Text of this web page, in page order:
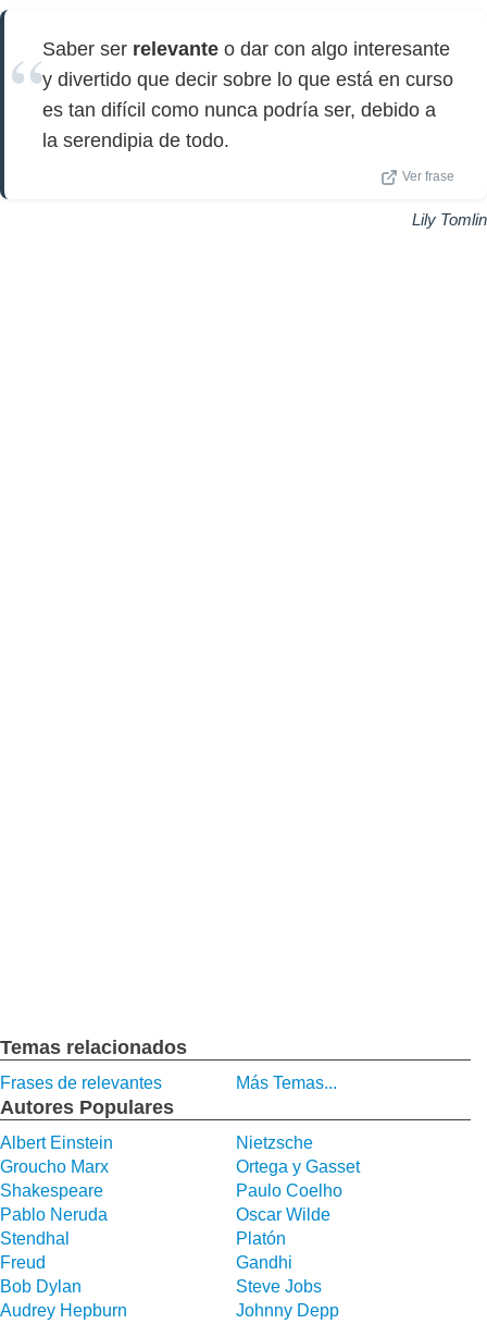
Saber ser relevante o dar con algo interesante
y divertido que decir sobre lo que está en curso
es tan difícil como nunca podría ser, debido a
la serendipia de todo.
Ver frase
Lily Tomlin
Temas relacionados
Frases de relevantes Más Temas...
Autores Populares
Albert Einstein
Nietzsche
Groucho Marx
Ortega y Gasset
Shakespeare
Paulo Coelho
Pablo Neruda
Oscar Wilde
Stendhal
Platón
Freud
Gandhi
Bob Dylan
Steve Jobs
Audrey Hepburn
Johnny Depp